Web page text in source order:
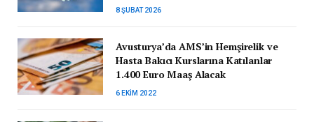
8 ŞUBAT 2026
Avusturya’da AMS’in Hemşirelik ve
Hasta Bakıcı Kurslarına Katılanlar
1.400 Euro Maaş Alacak
6 EKIM 2022